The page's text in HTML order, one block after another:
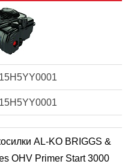
AL-KO BRIGGS &
OHV Primer Start 3000